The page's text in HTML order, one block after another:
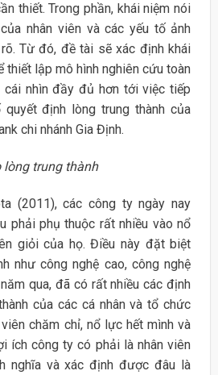
thiết. Trong phần, khái niệm nói
nhân viên và các yếu tố ảnh
Từ đó, đề tài sẽ xác định khái
thiết lập mô hình nghiên cứu toàn
cái nhìn đầy đủ hơn tới việc tiếp
định lòng trung thành của
chi nhánh Gia Định.
lòng trung thành
(2011), các công ty ngày nay
phải phụ thuộc rất nhiều vào nổ
giỏi của họ. Điều này đặt biệt
như công nghệ cao, công nghệ
qua, đã có rất nhiều các định
của các cá nhân và tổ chức
viên chăm chỉ, nổ lực hết mình và
ích công ty có phải là nhân viên
nghĩa và xác định được đâu là